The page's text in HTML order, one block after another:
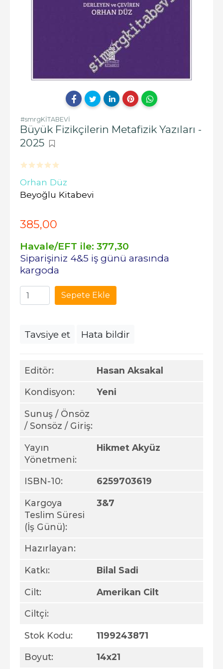
#smrgKİTABEVİ
Büyük Fizikçilerin Metafizik Yazıları -
2025
Orhan Düz
Beyoğlu Kitabevi
Editör: Hasan Aksakal
Kondisyon: Yeni
Sunuş / Önsöz
/ Sonsöz / Giriş:
Yayın
Yönetmeni:
Hikmet Akyüz
ISBN-10: 6259703619
Kargoya
Teslim Süresi
(İş Günü):
3&7
Hazırlayan:
Katkı: Bilal Sadi
Cilt: Amerikan Cilt
Ciltçi:
Stok Kodu: 1199243871
Boyut: 14x21
385,00
Havale/EFT ile: 377,30
Siparişiniz 4&5 iş günü arasında
kargoda
Sepete Ekle
Tavsiye et Hata bildir